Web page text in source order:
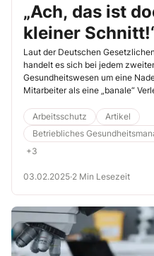
„Ach, das ist
kleiner
und
Lappalie sind
Laut der Deutschen
handelt es sich bei jedem
Gesundheitswesen um eine
Mitarbeiter als eine „banale“
Verletzung schwerwiegender als
den Augen der
Fall seiner Schutzpflicht nicht
Mitarbeiter hat sich nicht an die
Wiederholungsfälle verhindern,
Arbeitsschutz
Artikel
Betriebliches
+3
03.02.2025·2 Min Lesezeit